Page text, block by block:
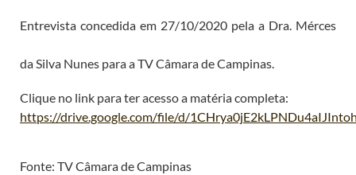
Entrevista concedida em 27/10/2020 pela a Dra. Mérces
da Silva Nunes para a TV Câmara de Campinas.
Clique no link para ter acesso a matéria completa:
https://drive.google.com/file/d/
Fonte: TV Câmara de Campinas